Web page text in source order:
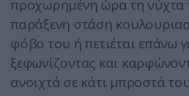
προχωρημένη ώρα τη νύχτα
παράξενη στάση
φόβο του ή πετιέται επάνω
ξεφωνίζοντας και
ανοιχτά σε κάτι μπροστά